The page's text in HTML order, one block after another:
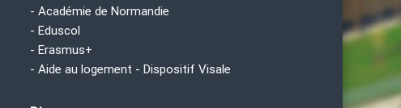
- Académie de Normandie
- Eduscol
- Erasmus+
- Aide au logement - Dispositif Visale